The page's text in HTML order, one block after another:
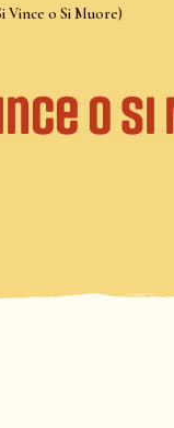
Vince o Si Muore)
o